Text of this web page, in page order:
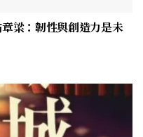
梁：韌性與創造力是未